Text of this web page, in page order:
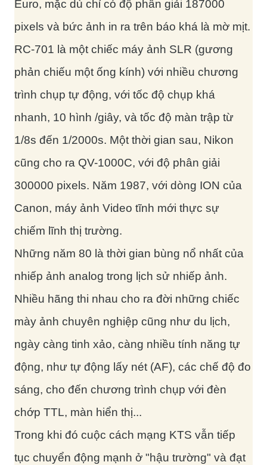
Euro, mặc dù chỉ có độ phân giải 187000
pixels và bức ảnh in ra trên báo khá là mờ mịt.
RC-701 là một chiếc máy ảnh SLR (gương
phản chiếu một ống kính) với nhiều chương
trình chụp tự động, với tốc độ chụp khá
nhanh, 10 hình /giây, và tốc độ màn trập từ
1/8s đến 1/2000s. Một thời gian sau, Nikon
cũng cho ra QV-1000C, với độ phân giải
300000 pixels. Năm 1987, với dòng ION của
Canon, máy ảnh Video tĩnh mới thực sự
chiếm lĩnh thị trường.
Những năm 80 là thời gian bùng nổ nhất của
nhiếp ảnh analog trong lịch sử nhiếp ảnh.
Nhiều hãng thi nhau cho ra đời những chiếc
mày ảnh chuyên nghiệp cũng như du lịch,
ngày càng tinh xảo, càng nhiều tính năng tự
động, như tự động lấy nét (AF), các chế độ đo
sáng, cho đến chương trình chụp với đèn
chớp TTL, màn hiển thị...
Trong khi đó cuộc cách mạng KTS vẫn tiếp
tục chuyển động mạnh ở "hậu trường" và đạt